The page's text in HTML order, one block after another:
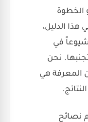
الخطوة
هذا الدليل،
في
نحن
المعرفة هي
نصائح